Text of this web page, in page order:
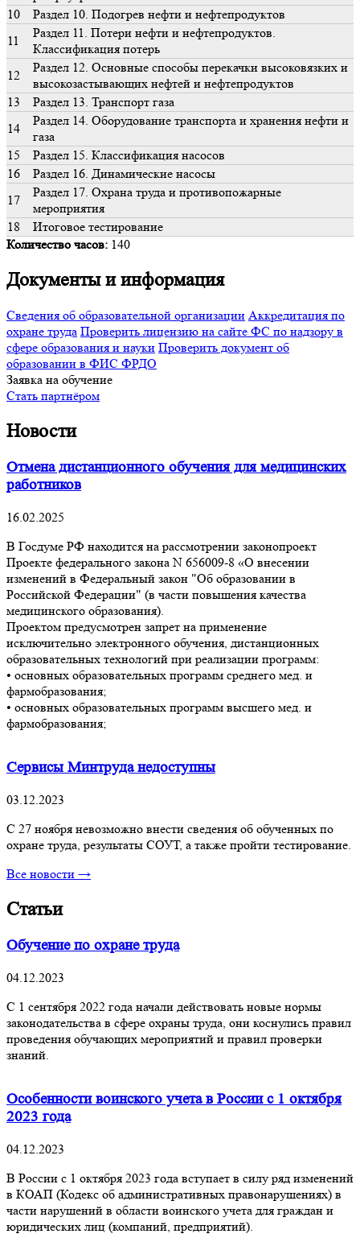
10
Раздел 10. Подогрев нефти и нефтепродуктов
11
Раздел 11. Потери нефти и нефтепродуктов.
Классификация потерь
12
Раздел 12. Основные способы перекачки высоковязких и
высокозастывающих нефтей и нефтепродуктов
13
Раздел 13. Транспорт газа
14
Раздел 14. Оборудование транспорта и хранения нефти и
газа
15
Раздел 15. Классификация насосов
16
Раздел 16. Динамические насосы
17
Раздел 17. Охрана труда и противопожарные
мероприятия
18
Итоговое тестирование
Количество часов: 140
Документы и информация
Сведения об образовательной организации Аккредитация по
охране труда Проверить лицензию на сайте ФС по надзору в
сфере образования и науки Проверить документ об
образовании в ФИС ФРДО
Заявка на обучение
Стать партнёром
Новости
Отмена дистанционного обучения для медицинских
работников
16.02.2025
В Госдуме РФ находится на рассмотрении законопроект
Проекте федерального закона N 656009-8 «О внесении
изменений в Федеральный закон "Об образовании в
Российской Федерации" (в части повышения качества
медицинского образования).
Проектом предусмотрен запрет на применение
исключительно электронного обучения, дистанционных
образовательных технологий при реализации программ:
• основных образовательных программ среднего мед. и
фармобразования;
• основных образовательных программ высшего мед. и
фармобразования;
Сервисы Минтруда недоступны
03.12.2023
С 27 ноября невозможно внести сведения об обученных по
охране труда, результаты СОУТ, а также пройти тестирование.
Все новости →
Статьи
Обучение по охране труда
04.12.2023
С 1 сентября 2022 года начали действовать новые нормы
законодательства в сфере охраны труда, они коснулись правил
проведения обучающих мероприятий и правил проверки
знаний.
Особенности воинского учета в России с 1 октября
2023 года
04.12.2023
В России с 1 октября 2023 года вступает в силу ряд изменений
в КОАП (Кодекс об административных правонарушениях) в
части нарушений в области воинского учета для граждан и
юридических лиц (компаний, предприятий).